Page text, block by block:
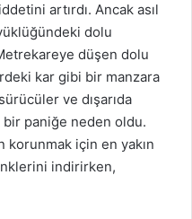
artırdı. Ancak asıl
dolu
düşen dolu
kar gibi bir manzara
ve dışarıda
paniğe neden oldu.
korunmak için en yakın
indirirken,